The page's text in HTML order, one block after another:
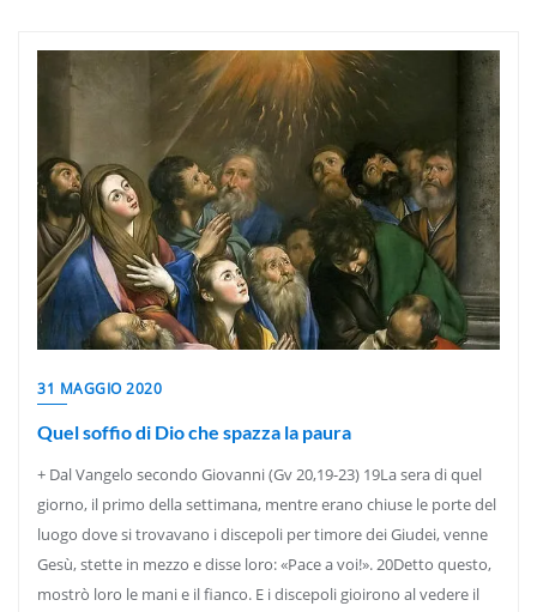
31 MAGGIO 2020
Quel soffio di Dio che spazza la paura
+ Dal Vangelo secondo Giovanni (Gv 20,19-23) 19La sera di quel
giorno, il primo della settimana, mentre erano chiuse le porte del
luogo dove si trovavano i discepoli per timore dei Giudei, venne
Gesù, stette in mezzo e disse loro: «Pace a voi!». 20Detto questo,
mostrò loro le mani e il fianco. E i discepoli gioirono al vedere il